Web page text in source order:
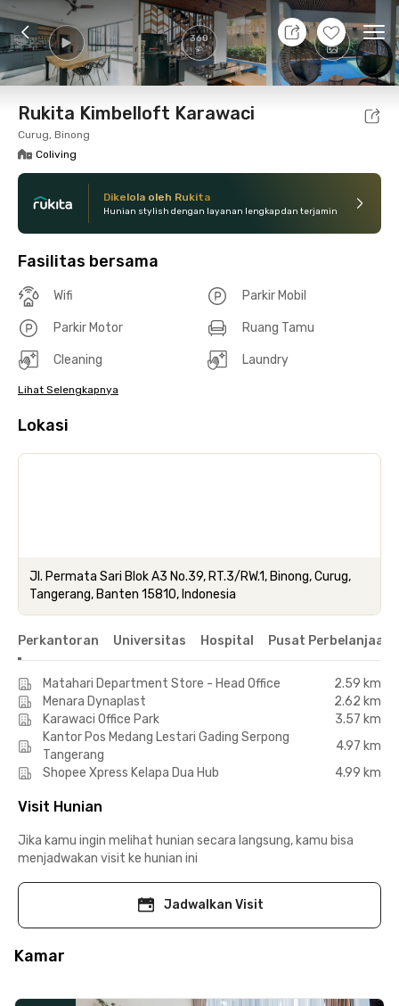
360 +30
9 Agt 26 - Belum tahu
Foto Fasilitas bersama Lokasi Kamar
Rukita Kimbelloft Karawaci
Curug, Binong
Coliving
Dikelola oleh Rukita
Hunian stylish dengan layanan lengkap dan terjamin
Fasilitas bersama
Wifi Parkir Mobil
Parkir Motor Ruang Tamu
Cleaning Laundry
Lihat Selengkapnya
Lokasi
Jl. Permata Sari Blok A3 No.39, RT.3/RW.1, Binong, Curug,
Tangerang, Banten 15810, Indonesia
Perkantoran Universitas Hospital Pusat Perbelanjaan
Matahari Department Store - Head Office
2.59 km
Menara Dynaplast
2.62 km
Karawaci Office Park
3.57 km
Kantor Pos Medang Lestari Gading Serpong
Tangerang
4.97 km
Shopee Xpress Kelapa Dua Hub
4.99 km
Visit Hunian
Jika kamu ingin melihat hunian secara langsung, kamu bisa
menjadwakan visit ke hunian ini
Jadwalkan Visit
Kamar